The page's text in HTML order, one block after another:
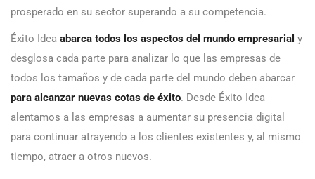
prosperado en su sector superando a su competencia.
Éxito Idea abarca todos los aspectos del mundo empresarial y
desglosa cada parte para analizar lo que las empresas de
todos los tamaños y de cada parte del mundo deben abarcar
para alcanzar nuevas cotas de éxito. Desde Éxito Idea
alentamos a las empresas a aumentar su presencia digital
para continuar atrayendo a los clientes existentes y, al mismo
tiempo, atraer a otros nuevos.